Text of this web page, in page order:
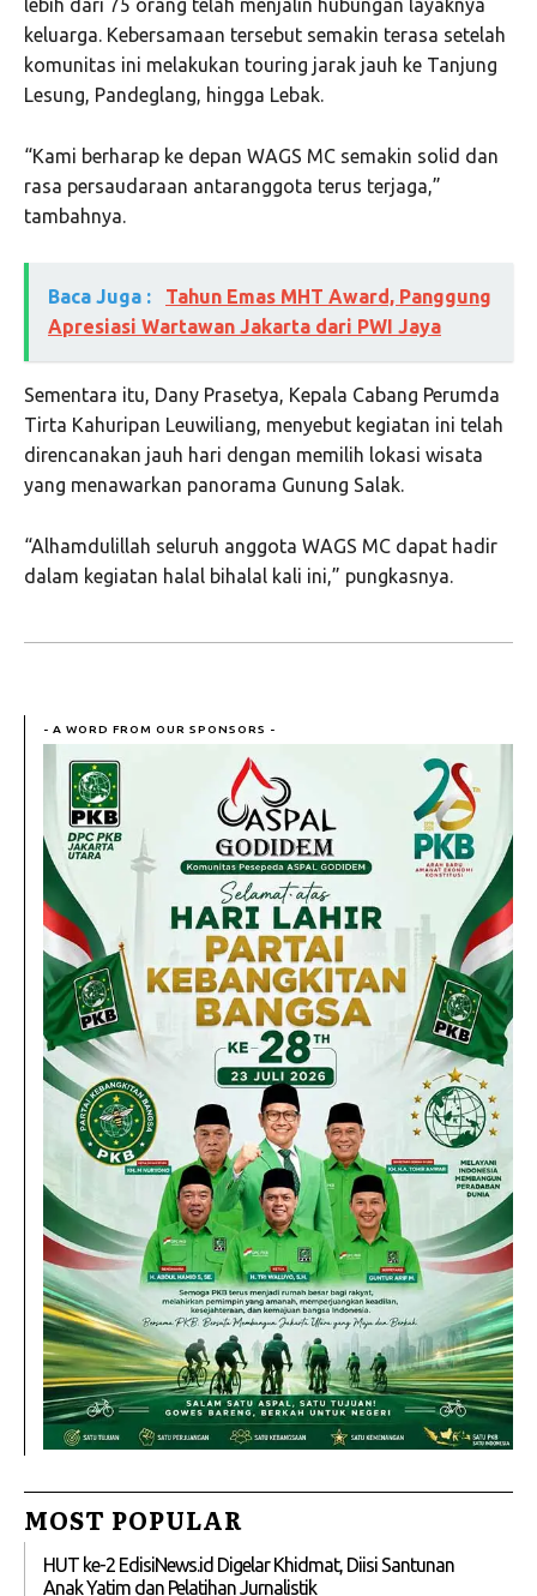
lebih dari 75 orang telah menjalin hubungan layaknya
keluarga. Kebersamaan tersebut semakin terasa setelah
komunitas ini melakukan touring jarak jauh ke Tanjung
Lesung, Pandeglang, hingga Lebak.
“Kami berharap ke depan WAGS MC semakin solid dan
rasa persaudaraan antaranggota terus terjaga,”
tambahnya.
Baca Juga :
Tahun Emas MHT Award, Panggung
Apresiasi Wartawan Jakarta dari PWI Jaya
Sementara itu, Dany Prasetya, Kepala Cabang Perumda
Tirta Kahuripan Leuwiliang, menyebut kegiatan ini telah
direncanakan jauh hari dengan memilih lokasi wisata
yang menawarkan panorama Gunung Salak.
“Alhamdulillah seluruh anggota WAGS MC dapat hadir
dalam kegiatan halal bihalal kali ini,” pungkasnya.
- A WORD FROM OUR SPONSORS -
MOST POPULAR
HUT ke-2 EdisiNews.id Digelar Khidmat, Diisi Santunan
Anak Yatim dan Pelatihan Jurnalistik